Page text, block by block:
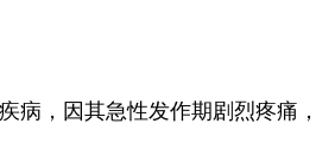
病，因其急性发作期剧烈疼痛，